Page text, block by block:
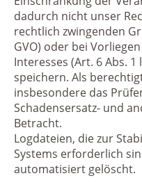
dadurch nicht unser
rechtlich zwingenden
GVO) oder bei
Interesses (Art. 6 Abs. 1
speichern. Als
insbesondere das
Schadensersatz- und
Betracht.
Logdateien, die zur
Systems erforderlich
automatisiert gelöscht.